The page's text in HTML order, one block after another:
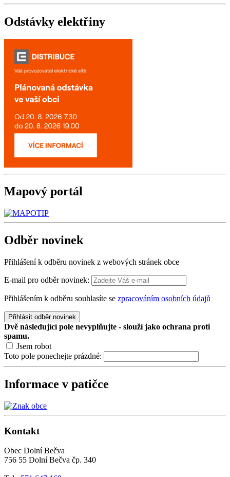
Odstávky elektřiny
Mapový portál
Odběr novinek
Přihlášení k odběru novinek z webových stránek obce
E-mail pro odběr novinek:
Přihlášením k odběru souhlasíte se zpracováním osobních údajů
Přihlásit odběr novinek
Dvě následující pole nevyplňujte - slouží jako ochrana proti
spamu.
Jsem robot
Toto pole ponechejte prázdné:
Informace v patičce
Kontakt
Obec Dolní Bečva
756 55 Dolní Bečva čp. 340